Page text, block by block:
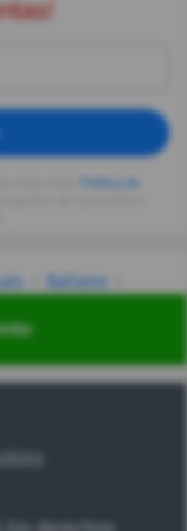
Italiano
汉语